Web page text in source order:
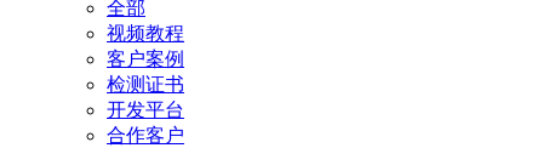
全部
视频教程
客户案例
检测证书
开发平台
合作客户